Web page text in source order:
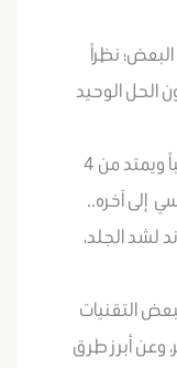
نظراً
الحل الوحيد
ويمكن لطبيب التجميل تقديم حل لعلاج اللغلوغ عبر حقن إذابة الدهون والذي يكون كل أسبوعين تقريباً ويمتد من 4
لشد الجلد،
التقنيات
وعن أبرز طرق